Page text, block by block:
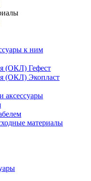
к ним
(ОКЛ) Гефест
(ОКЛ) Экопласт
аксессуары
материалы